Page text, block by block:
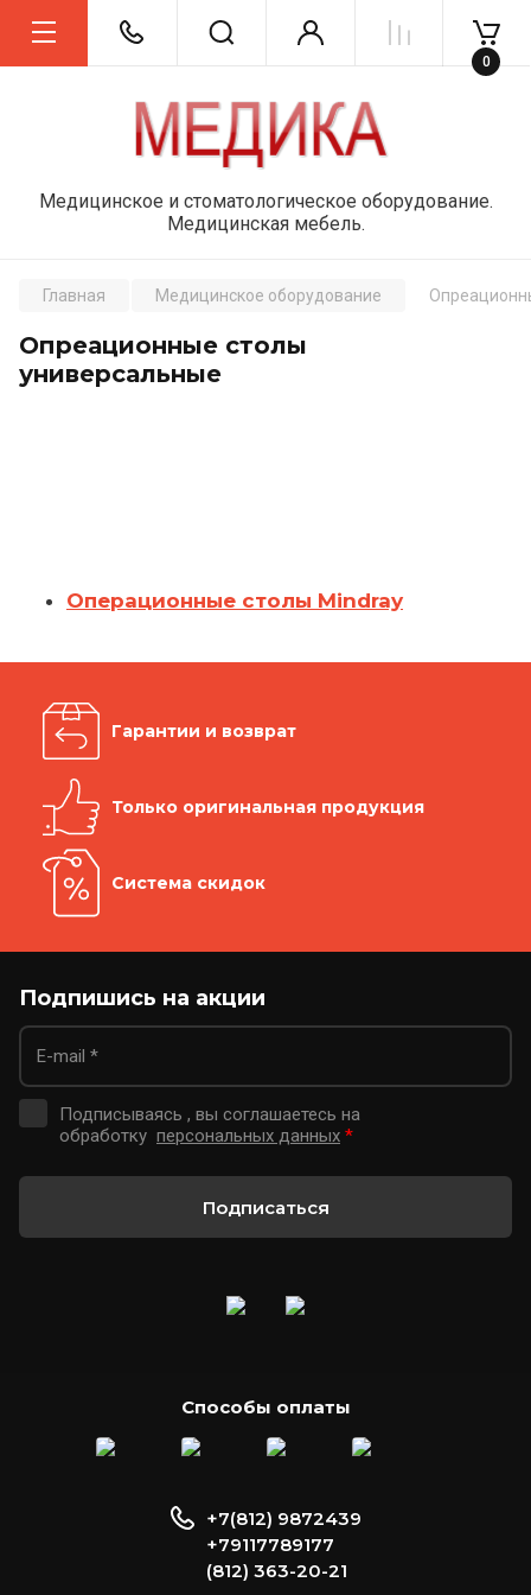
Медицинское и стоматологическое оборудование.
Медицинская мебель.
0
Главная Медицинское оборудование
Опреационные столы
универсальные
Операционные столы Mindray
Гарантии и возврат
Только оригинальная продукция
Система скидок
Подпишись на акции
Подписываясь , вы соглашаетесь на
обработку персональных данных *
Подписаться
Способы оплаты
+7(812) 9872439
+79117789177
(812) 363-20-21